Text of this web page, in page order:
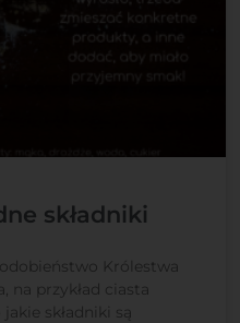
składniki
Królestwa
na przykład ciasta
składniki są